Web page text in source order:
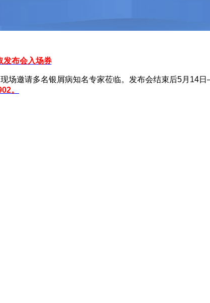
发布会入场券
邀请多名银屑病知名专家莅临。发布会结束后5月14
。